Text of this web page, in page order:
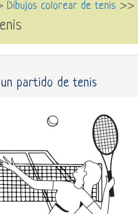
Dibujos colorear de tenis >>
partido de tenis